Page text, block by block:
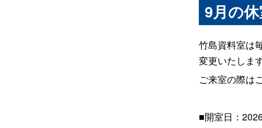
9月の
竹島資料室は
変更いたしま
ご来室の際は
■開室日：